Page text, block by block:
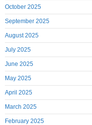
October 2025
September 2025
August 2025
July 2025
June 2025
May 2025
April 2025
March 2025
February 2025